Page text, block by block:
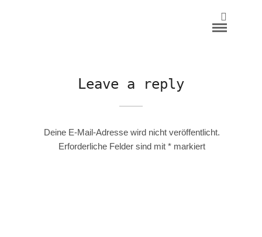
Leave a reply
Deine E-Mail-Adresse wird nicht veröffentlicht.
Erforderliche Felder sind mit *markiert